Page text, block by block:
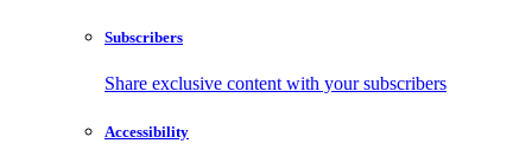
Subscribers
Share exclusive content with your subscribers
Accessibility